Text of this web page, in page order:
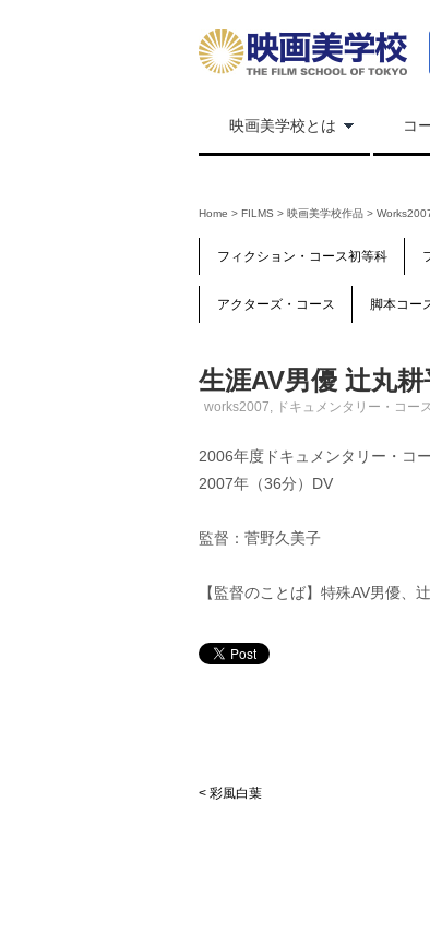
映画美学校とは コ
Home > FILMS > 映画美学校作品 >
フィクション・コース初等科
アクターズ・コース 脚本コー
生涯AV男優 辻丸耕
works2007, ドキュメンタリー・コー
2006年度ドキュメンタリー・コ
2007年（36分）DV
監督：菅野久美子
【監督のことば】特殊AV男優、
< 彩風白葉